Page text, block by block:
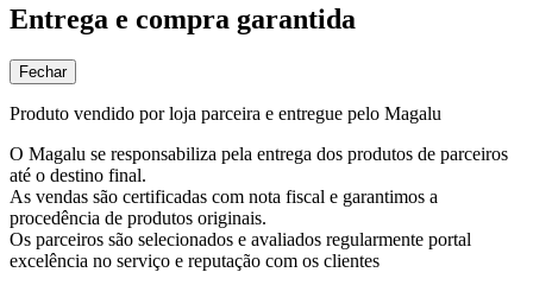
Entrega e compra garantida
Fechar
Produto vendido por loja parceira e entregue pelo Magalu
O Magalu se responsabiliza pela entrega dos produtos de parceiros
até o destino final.
As vendas são certificadas com nota fiscal e garantimos a
procedência de produtos originais.
Os parceiros são selecionados e avaliados regularmente portal
excelência no serviço e reputação com os clientes